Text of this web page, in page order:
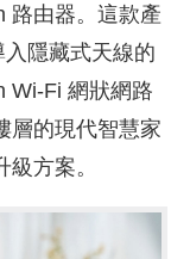
路由器。這款產
隱藏式天線的
Wi-Fi 網狀網路
層的現代智慧家
方案。